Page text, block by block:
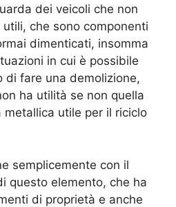
dei veicoli che non
che sono componenti
dimenticati, insomma
in cui è possibile
di fare una demolizione,
ha utilità se non quella
utile per il riciclo
semplicemente con il
questo elemento, che ha
di proprietà e anche